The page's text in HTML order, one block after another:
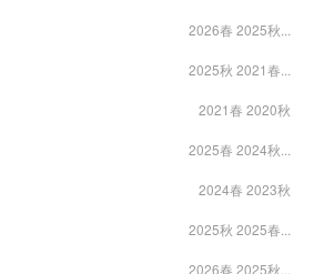
2026春 2025秋...
2025秋 2021春...
2021春 2020秋
2025春 2024秋...
2024春 2023秋
2025秋 2025春...
2026春 2025秋...